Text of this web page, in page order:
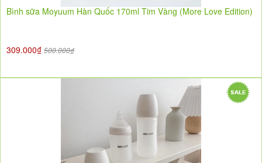
Bình sữa Moyuum Hàn Quốc 170ml Tim Vàng (More Love Edition)
309.000₫ 500.000₫